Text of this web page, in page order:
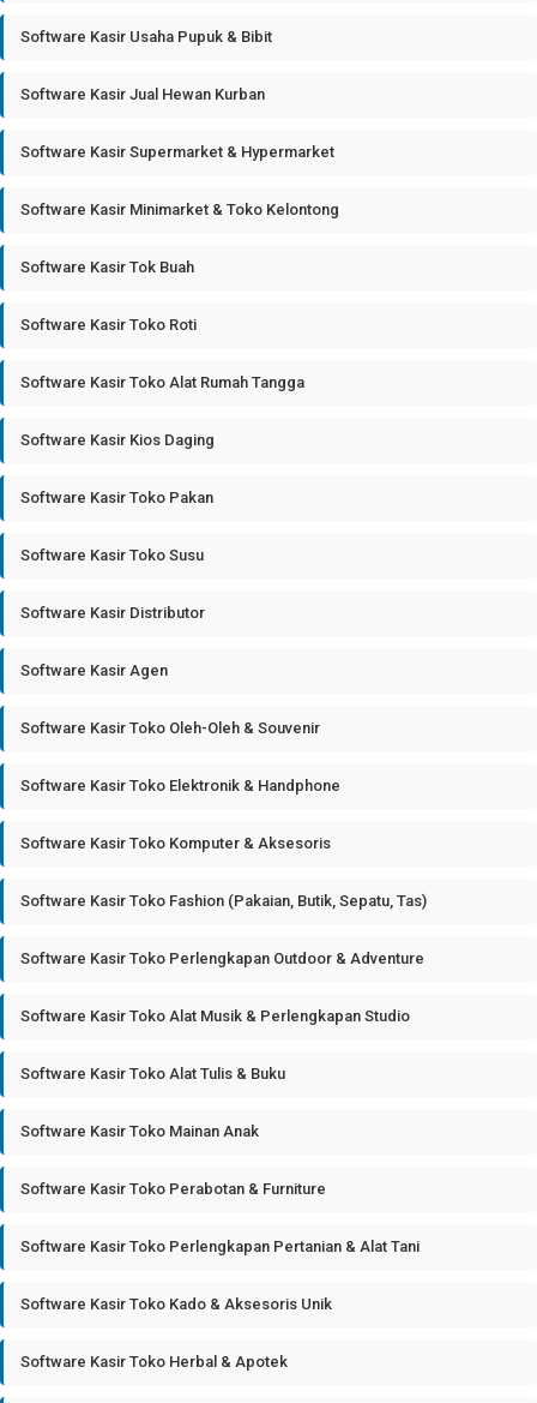
Software Kasir Usaha Pupuk & Bibit
Software Kasir Jual Hewan Kurban
Software Kasir Supermarket & Hypermarket
Software Kasir Minimarket & Toko Kelontong
Software Kasir Tok Buah
Software Kasir Toko Roti
Software Kasir Toko Alat Rumah Tangga
Software Kasir Kios Daging
Software Kasir Toko Pakan
Software Kasir Toko Susu
Software Kasir Distributor
Software Kasir Agen
Software Kasir Toko Oleh-Oleh & Souvenir
Software Kasir Toko Elektronik & Handphone
Software Kasir Toko Komputer & Aksesoris
Software Kasir Toko Fashion (Pakaian, Butik, Sepatu, Tas)
Software Kasir Toko Perlengkapan Outdoor & Adventure
Software Kasir Toko Alat Musik & Perlengkapan Studio
Software Kasir Toko Alat Tulis & Buku
Software Kasir Toko Mainan Anak
Software Kasir Toko Perabotan & Furniture
Software Kasir Toko Perlengkapan Pertanian & Alat Tani
Software Kasir Toko Kado & Aksesoris Unik
Software Kasir Toko Herbal & Apotek